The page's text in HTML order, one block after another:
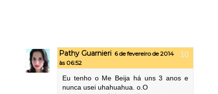
Pathy Guarnieri 6 de fevereiro de 2014
às 06:52
Eu tenho o Me Beija há uns 3 anos e
nunca usei uhahuahua. o.O